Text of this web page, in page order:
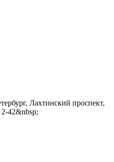
Лахтинский проспект,
42&nbsp;